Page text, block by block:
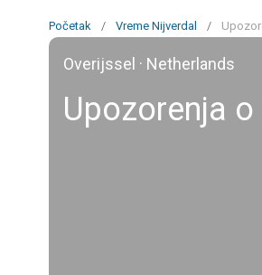
Početak / Vreme Nijverdal /
Overijssel · Netherlands
Upozorenja o